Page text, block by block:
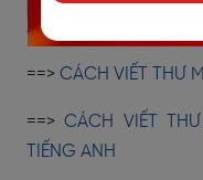
Xem thêm
==> CÁCH VIẾT THƯ
==>CÁCH VIẾT
TIẾNG ANH